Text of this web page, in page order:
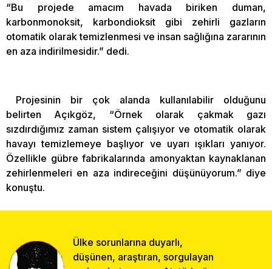
“Bu projede amacım havada biriken duman,
karbonmonoksit, karbondioksit gibi zehirli gazların
otomatik olarak temizlenmesi ve insan sağlığına zararının
en aza indirilmesidir.” dedi.
Projesinin bir çok alanda kullanılabilir olduğunu
belirten Açıkgöz, “Örnek olarak çakmak gazı
sızdırdığımız zaman sistem çalışıyor ve otomatik olarak
havayı temizlemeye başlıyor ve uyarı ışıkları yanıyor.
Özellikle gübre fabrikalarında amonyaktan kaynaklanan
zehirlenmeleri en aza indireceğini düşünüyorum.” diye
konuştu.
Ülke sorunlarına duyarlı,
düşünen, araştıran, sorgulayan